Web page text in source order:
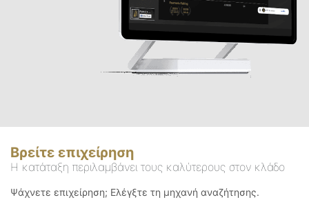
Βρείτε επιχείρηση
Η κατάταξη περιλαμβάνει τους καλύτερους στον κλάδο
Ψάχνετε επιχείρηση; Ελέγξτε τη μηχανή αναζήτησης.